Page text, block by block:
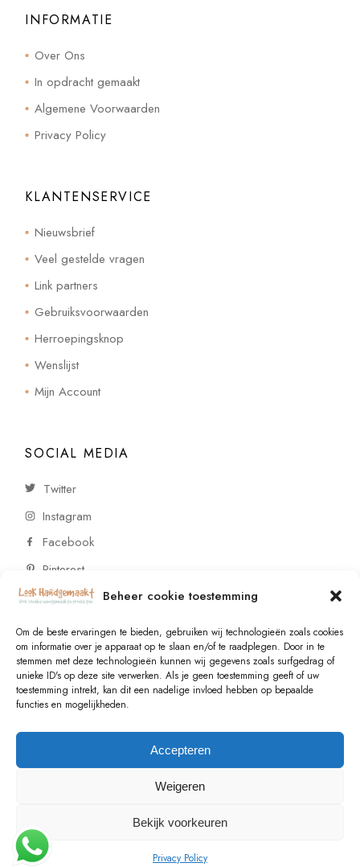
Beheer cookie toestemming
Om de beste ervaringen te bieden, gebruiken wij technologieën zoals cookies
om informatie over je apparaat op te slaan en/of te raadplegen. Door in te
stemmen met deze technologieën kunnen wij gegevens zoals surfgedrag of
unieke ID's op deze site verwerken. Als je geen toestemming geeft of uw
toestemming intrekt, kan dit een nadelige invloed hebben op bepaalde
functies en mogelijkheden.
Accepteren
Weigeren
Bekijk voorkeuren
Privacy Policy
INFORMATIE
Over Ons
In opdracht gemaakt
Algemene Voorwaarden
Privacy Policy
KLANTENSERVICE
Nieuwsbrief
Veel gestelde vragen
Link partners
Gebruiksvoorwaarden
Herroepingsknop
Wenslijst
Mijn Account
SOCIAL MEDIA
Twitter
Instagram
Facebook
Pinterest
CONTACT
Vragen of wensen? Neem contact op!
+31 (0)6 229 021 29
© 2023 , All Rights Reserved